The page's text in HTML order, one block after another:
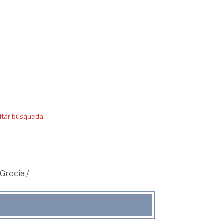
búsqueda.
Grecia /